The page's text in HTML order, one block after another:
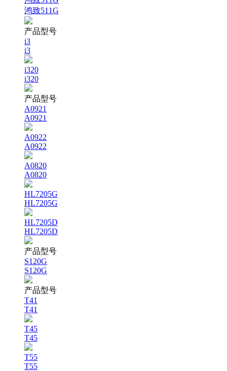
鸿致511G
产品型号
i3
i3
i320
i320
产品型号
A0921
A0921
A0922
A0922
A0820
A0820
HL7205G
HL7205G
HL7205D
HL7205D
产品型号
S120G
S120G
产品型号
T41
T41
T45
T45
T55
T55